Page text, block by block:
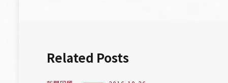
Related Posts